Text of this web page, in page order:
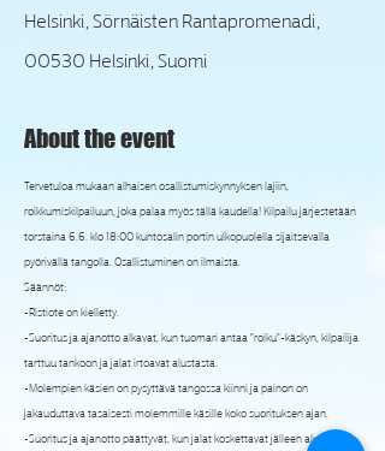
Helsinki, Sörnäisten Rantapromenadi,
00530 Helsinki, Suomi
About the event
Tervetuloa mukaan alhaisen osallistumiskynnyksen lajiin,
roikkumiskilpailuun, joka palaa myös tällä kaudella! Kilpailu järjestetään
torstaina 6.6. klo 18:00 kuntosalin portin ulkopuolella sijaitsevalla
pyörivällä tangolla. Osallistuminen on ilmaista.
Säännöt:
-Ristiote on kielletty.
-Suoritus ja ajanotto alkavat, kun tuomari antaa "roiku"-käskyn, kilpailija
tarttuu tankoon ja jalat irtoavat alustasta.
-Molempien käsien on pysyttävä tangossa kiinni ja painon on
jakauduttava tasaisesti molemmille käsille koko suorituksen ajan.
-Suoritus ja ajanotto päättyvät, kun jalat koskettavat jälleen alustaa.